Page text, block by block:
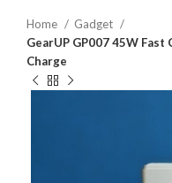
Home
Gadget
GearUP GP007 45W Fast
Charge